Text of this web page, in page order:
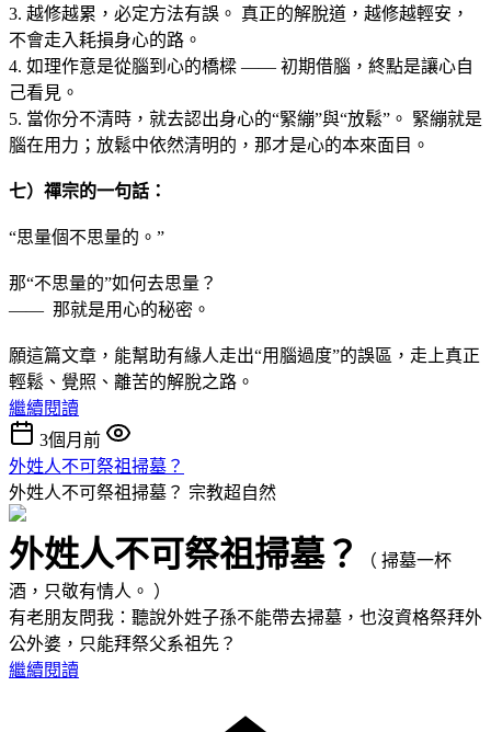
3. 越修越累，必定方法有誤。 真正的解脫道，越修越輕安，
不會走入耗損身心的路。
4. 如理作意是從腦到心的橋樑 —— 初期借腦，終點是讓心自
己看見。
5. 當你分不清時，就去認出身心的“緊繃”與“放鬆”。 緊繃就是
腦在用力；放鬆中依然清明的，那才是心的本來面目。
七）禪宗的一句話：
“思量個不思量的。”
那“不思量的”如何去思量？
—— 那就是用心的秘密。
願這篇文章，能幫助有緣人走出“用腦過度”的誤區，走上真正
輕鬆、覺照、離苦的解脫之路。
繼續閱讀
3個月前
外姓人不可祭祖掃墓？
外姓人不可祭祖掃墓？ 宗教超自然
外姓人不可祭祖掃墓？
（ 掃墓一杯
酒，只敬有情人。 ）
有老朋友問我：聽說外姓子孫不能帶去掃墓，也沒資格祭拜外
公外婆，只能拜祭父系祖先？
繼續閱讀